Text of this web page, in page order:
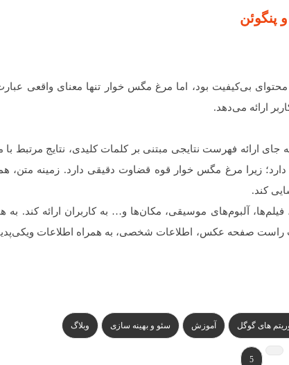
پنگوئن
محتوای بی‌کیفیت بود، اما مرغ مگس خوار تنها معنای واقعی
ارائه می‌دهد.
ارائه فهرست نتایجی مبتنی بر کلمات کلیدی، نتایج مرتبط با
زیرا مرغ مگس خوار قوه قضاوت دقیقی دارد. زمینه متن،
کند.
آلبوم‌های موسیقی، مکان‌ها و… به کاربران ارائه کند. به
صفحه عکس، اطلاعات شخصی، به همراه اطلاعات
های گوگل آموزش سئو و بهینه سازی وبلاگ
5